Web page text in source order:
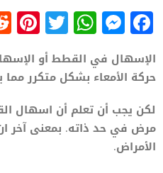
Facebook
Messenger
الإسهال في القطط أو
حركة الأمعاء بشكل متكرر مما
لكن يجب أن تعلم أن اسهال
مرض في حد ذاته. بمعنى آخر
الأمراض.